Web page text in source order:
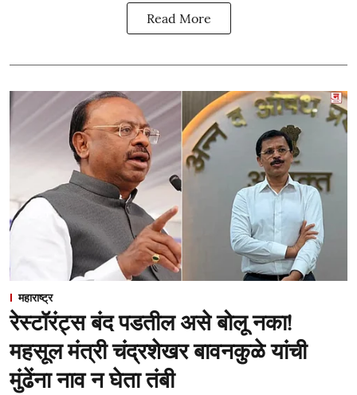
Read More
महाराष्ट्र
रेस्टॉरंट्स बंद पडतील असे बोलू नका!
महसूल मंत्री चंद्रशेखर बावनकुळे यांची
मुंढेंना नाव न घेता तंबी